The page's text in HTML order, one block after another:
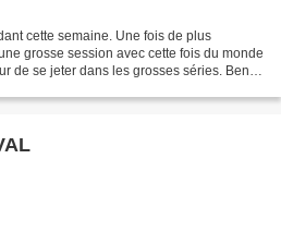
cette semaine. Une fois de plus
grosse session avec cette fois du monde
de se jeter dans les grosses séries. Benji